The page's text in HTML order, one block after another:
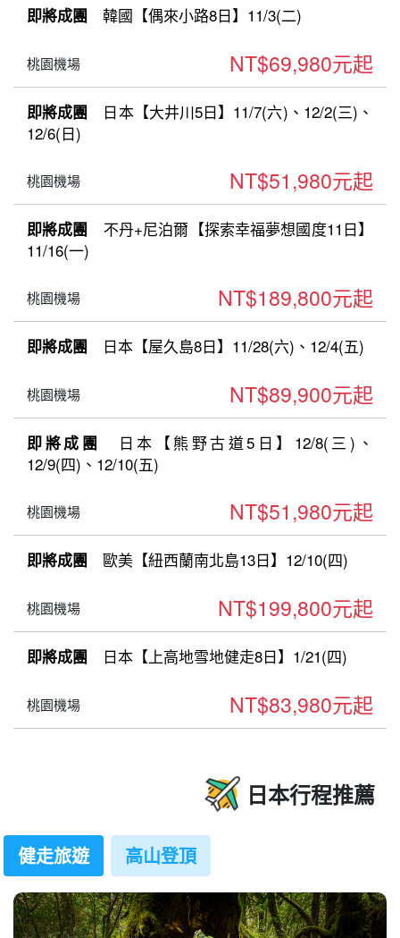
即將成團 韓國【偶來小路8日】11/3(二)
桃園機場 NT$69,980元起
即將成團 日本【大井川5日】11/7(六)、12/2(三)、
12/6(日)
桃園機場 NT$51,980元起
即將成團 不丹+尼泊爾【探索幸福夢想國度11日】
11/16(一)
桃園機場 NT$189,800元起
即將成團 日本【屋久島8日】11/28(六)、12/4(五)
桃園機場 NT$89,900元起
即將成團
日本【熊野古道5日】12/8(三)、
12/9(四)、12/10(五)
桃園機場 NT$51,980元起
即將成團 歐美【紐西蘭南北島13日】12/10(四)
桃園機場 NT$199,800元起
即將成團 日本【上高地雪地健走8日】1/21(四)
桃園機場 NT$83,980元起
日本行程推薦
健走旅遊 高山登頂